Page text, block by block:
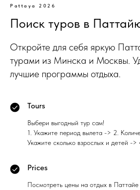
Pattaya 2026
Поиск туров в
Откройте для себя яркую
турами из Минска и Москвы.
лучшие программы отдыха.
Tours
Выбери выгодный тур сам!
1. Укажите период вылета -> 2.
Укажите сколько взрослых и детей -
Prices
Посмотреть цены на отдых в